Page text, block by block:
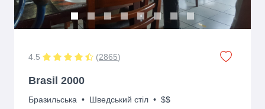
4.5 (2865)
Brasil 2000
Бразильська • Шведський стіл • $$